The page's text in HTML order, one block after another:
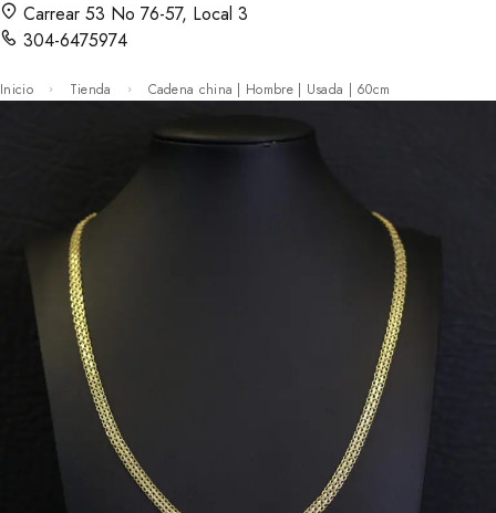
Carrear 53 No 76-57, Local 3
304-6475974
Inicio Tienda Cadena china | Hombre | Usada | 60cm